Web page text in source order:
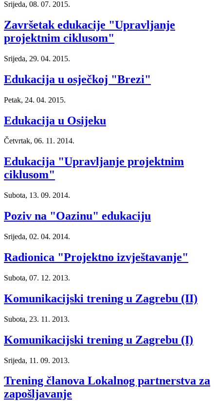
Srijeda, 08. 07. 2015.
Završetak edukacije "Upravljanje
projektnim ciklusom"
Srijeda, 29. 04. 2015.
Edukacija u osječkoj "Brezi"
Petak, 24. 04. 2015.
Edukacija u Osijeku
Četvrtak, 06. 11. 2014.
Edukacija "Upravljanje projektnim
ciklusom"
Subota, 13. 09. 2014.
Poziv na "Oazinu" edukaciju
Srijeda, 02. 04. 2014.
Radionica "Projektno izvještavanje"
Subota, 07. 12. 2013.
Komunikacijski trening u Zagrebu (II)
Subota, 23. 11. 2013.
Komunikacijski trening u Zagrebu (I)
Srijeda, 11. 09. 2013.
Trening članova Lokalnog partnerstva za
zapošljavanje